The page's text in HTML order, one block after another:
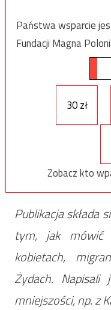
Państwa wsparcie
Fundacji Magna
30 zł
Zobacz kto
Publikacja składa
tym, jak mówić
kobietach,
Żydach.
mniejszości, np. z